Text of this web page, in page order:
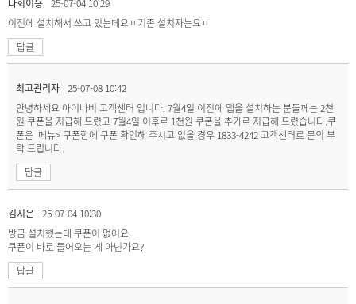
다회이용 25-07-04 10:29
이전에 설치해서 쓰고 있는데요ㅠ기존 설치자는요ㅠ
답글
최고관리자 25-07-08 10:42
안녕하세요 아이나비 고객센터 입니다. 7월4일 이전에 앱을 설치하는 분들께는 2천
원 쿠폰을 지급해 드렸고 7월4일 이후로 1천원 쿠폰을 추가로 지급해 드렸습니다.쿠
폰은 메뉴> 쿠폰함에 쿠폰 확인해 주시고 없을 경우 1833-4242 고객센터로 문의 부
탁 드립니다.
답글
김지은 25-07-04 10:30
방금 설치했는데 쿠폰이 없어요.
쿠폰이 바로 들어오는 게 아닌가요?
답글